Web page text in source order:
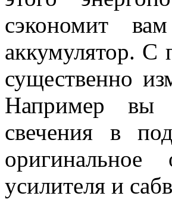
сэкономит
аккумулятор.
существенно
Например вы
свечения в
усилителя и